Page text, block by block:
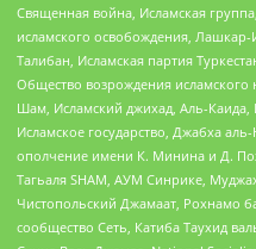
Священная война, Исламская
исламского освобождения,
Талибан, Исламская партия
Общество возрождения исламского
Шам, Исламский джихад, Аль-Каида,
Исламское государство, Джабха
ополчение имени К. Минина и Д.
Тагьаля SHAM, АУМ Синрике,
Чистопольский Джамаат, Рохнамо
сообщество Сеть, Катиба Таухид